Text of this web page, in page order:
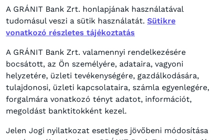
A GRÁNIT Bank Zrt. honlapjának használatával
tudomásul veszi a sütik használatát. Sütikre
vonatkozó részletes tájékoztatás
A GRÁNIT Bank Zrt. valamennyi rendelkezésére
bocsátott, az Ön személyére, adataira, vagyoni
helyzetére, üzleti tevékenységére, gazdálkodására,
tulajdonosi, üzleti kapcsolataira, számla egyenlegére,
forgalmára vonatkozó tényt adatot, információt,
megoldást banktitokként kezel.
Jelen Jogi nyilatkozat esetleges jövőbeni módosítása